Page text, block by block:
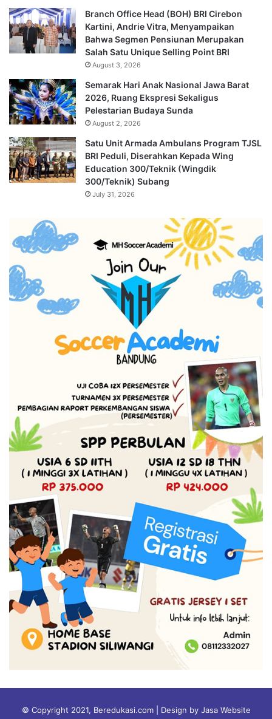
Branch Office Head (BOH) BRI Cirebon
Kartini, Andrie Vitra, Menyampaikan
Bahwa Segmen Pensiunan Merupakan
Salah Satu Unique Selling Point BRI
August 3, 2026
Semarak Hari Anak Nasional Jawa Barat
2026, Ruang Ekspresi Sekaligus
Pelestarian Budaya Sunda
August 2, 2026
Satu Unit Armada Ambulans Program TJSL
BRI Peduli, Diserahkan Kepada Wing
Education 300/Teknik (Wingdik
300/Teknik) Subang
July 31, 2026
© Copyright 2021, Beredukasi.com | Design by Jasa Website